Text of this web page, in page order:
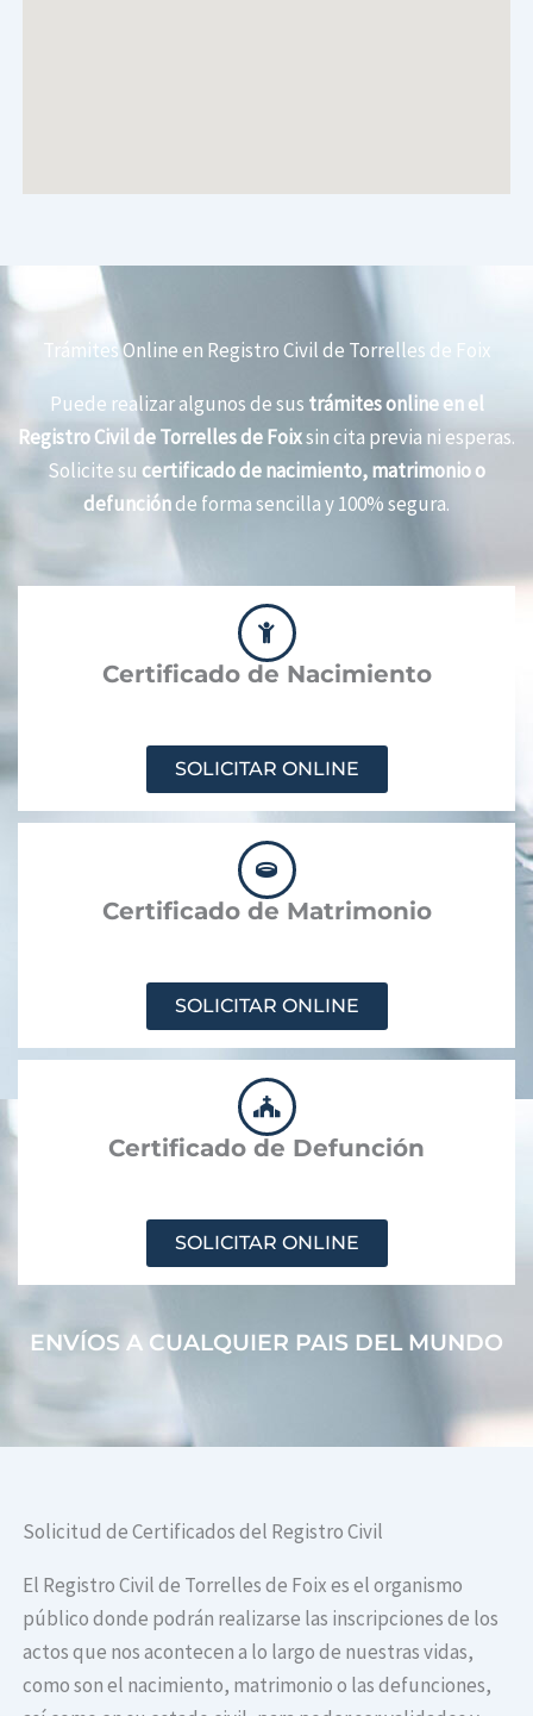
Trámites Online en Registro Civil de Torrelles de Foix
Puede realizar algunos de sus trámites online en el
Registro Civil de Torrelles de Foixsin cita previa ni esperas.
Solicite su certificado de nacimiento, matrimonio o
defunciónde forma sencilla y 100% segura.
Certificado de Nacimiento
SOLICITAR ONLINE
Certificado de Matrimonio
SOLICITAR ONLINE
Certificado de Defunción
SOLICITAR ONLINE
ENVÍOS A CUALQUIER PAIS DEL MUNDO
Solicitud de Certificados del Registro Civil
El Registro Civil de Torrelles de Foix es el organismo
público donde podrán realizarse las inscripciones de los
actos que nos acontecen a lo largo de nuestras vidas,
como son el nacimiento, matrimonio o las defunciones,